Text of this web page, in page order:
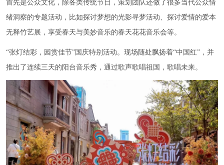
首先是公众文化，除各类传统节日，策划团队还做了很多当代公众情
绪洞察的专题活动，比如探讨梦想的光影寻梦活动、探讨爱情的爱本
无释竹艺展，享受春天与美妙音乐的春天花花音乐会等。
“张灯结彩，园赏佳节”国庆特别活动。现场随处飘扬着“中国红”，并
推出了连续三天的阳台音乐秀，通过歌声歌唱祖国，歌唱未来。